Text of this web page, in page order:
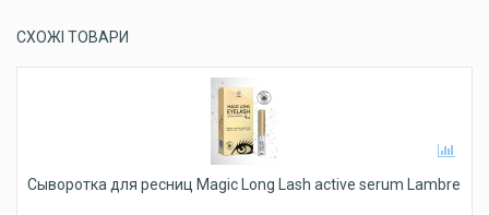
СХОЖІ ТОВАРИ
Сыворотка для ресниц Magic Long Lash active serum Lambre